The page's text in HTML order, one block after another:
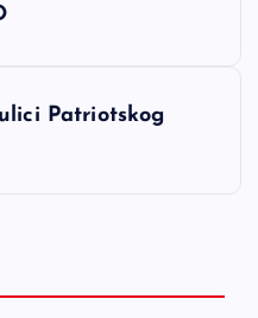
Patriotskog